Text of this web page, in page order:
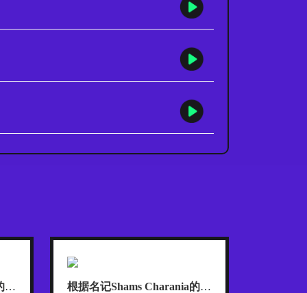
根据名记Shams Charania的报道，詹姆斯已经把目标范围缩小到了热火、骑士和76人这三支东部球队 根据名记Shams Charania的报道，詹姆斯已经把目标范围缩小到了热火、骑士和76人这三支东部球队